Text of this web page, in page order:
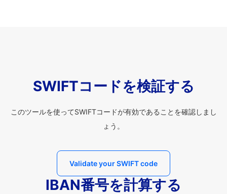
SWIFTコードを検証する
このツールを使ってSWIFTコードが有効であることを確認しまし
ょう。
Validate your SWIFT code
IBAN番号を計算する